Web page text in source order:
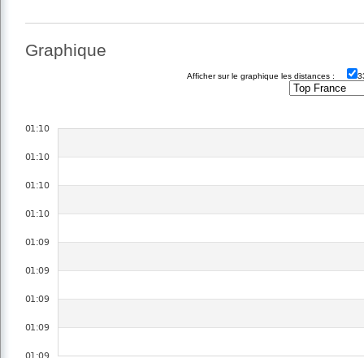
Graphique
Afficher sur le graphique les distances :